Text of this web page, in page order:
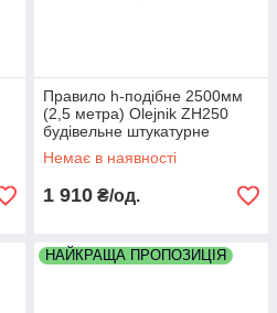
Правило h-подібне 2500мм
(2,5 метра) Olejnik ZH250
будівельне штукатурне
алюмінієве товщина 1.9мм
Немає в наявності
1 910 ₴/од.
НАЙКРАЩА ПРОПОЗИЦІЯ